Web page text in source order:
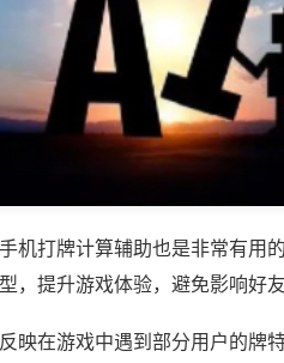
机打牌计算辅助也是非常有用
，提升游戏体验，避免影响好友
映在游戏中遇到部分用户的牌